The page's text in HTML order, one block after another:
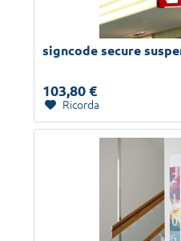
signcode secure
103,80 €
Ricorda